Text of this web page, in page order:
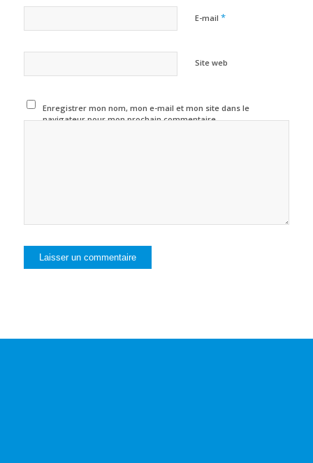
E-mail *
Site web
Enregistrer mon nom, mon e-mail et mon site dans le
navigateur pour mon prochain commentaire.